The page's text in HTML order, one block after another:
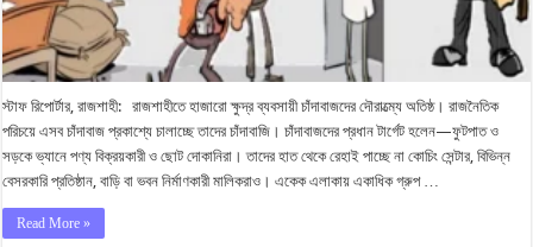
স্টাফ রিপোর্টার, রাজশাহী: রাজশাহীতে হাজারো ক্ষুদ্র ব্যবসায়ী চাঁদাবাজদের দৌরাত্ম্যে অতিষ্ঠ। রাজনৈতিক
পরিচয়ে এসব চাঁদাবাজ প্রকাশ্যে চালাচ্ছে তাদের চাঁদাবাজি। চাঁদাবাজদের প্রধান টার্গেট হলেন—ফুটপাত ও
সড়কে ভ্যানে পণ্য বিক্রয়কারী ও ছোট দোকানিরা। তাদের হাত থেকে রেহাই পাচ্ছে না কোচিং সেন্টার, বিভিন্ন
বেসরকারি প্রতিষ্ঠান, বাড়ি বা ভবন নির্মাণকারী মালিকরাও। একেক এলাকায় একাধিক গ্রুপ …
Read More »